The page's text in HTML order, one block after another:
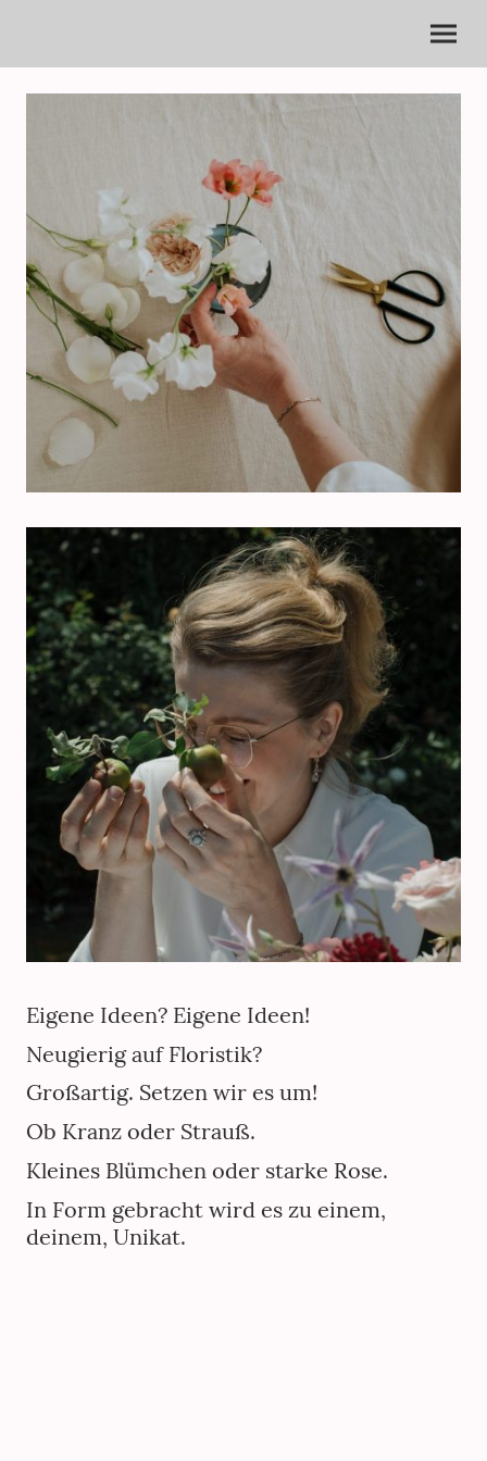
Eigene Ideen? Eigene Ideen!
Neugierig auf Floristik?
Großartig. Setzen wir es um!
Ob Kranz oder Strauß.
Kleines Blümchen oder starke Rose.
In Form gebracht wird es zu einem,
deinem, Unikat.